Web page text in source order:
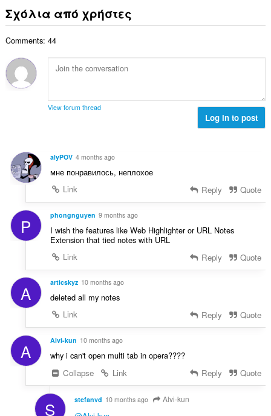
ε
ω
ο
γ
ε
:
α
θ
λ
ο
σ
:
ο
β
α
ο
ή
ε
ν
Σχόλια από χρήστες
Comments: 44
View forum thread
Log in to post
alyPOV 4 months ago
мне понравилось, неплохое
Link
Reply Quote
P phongnguyen 9 months ago
I wish the features like Web Highlighter or URL Notes
Extension that tied notes with URL
Link
Reply Quote
A articskyz 10 months ago
deleted all my notes
Link
Reply Quote
A Alvi-kun 10 months ago
why i can't open multi tab in opera????
Collapse
Link Reply Quote
S stefanvd 10 months ago Alvi-kun